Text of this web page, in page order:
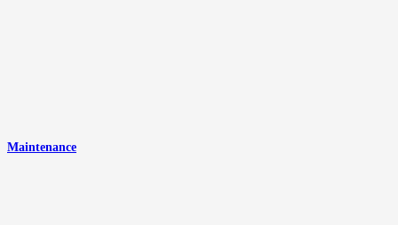
Maintenance